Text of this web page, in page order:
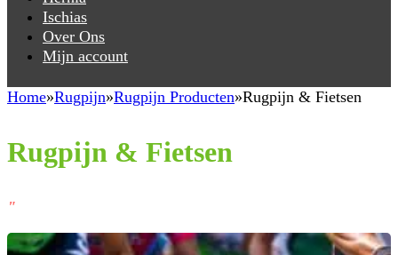
Ischias
Over Ons
Mijn account
Home Rugpijn Rugpijn Producten Rugpijn & Fietsen
Rugpijn & Fietsen
"